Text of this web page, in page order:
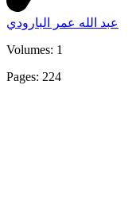
عبد الله عمر البارودي
Volumes: 1
Pages: 224